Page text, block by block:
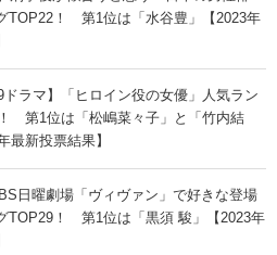
TOP22！ 第1位は「水谷豊」【2023年
ドラマ】「ヒロイン役の女優」人気ラン
第1位は「松嶋菜々子」と「竹内結
最新投票結果】
日曜劇場「ヴィヴァン」で好きな登場
TOP29！ 第1位は「黒須 駿」【2023年